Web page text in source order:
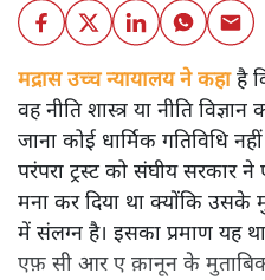
मद्रास उच्च न्यायालय ने कहाहै
वह नीति शास्त्र या नीति
जाना कोई धार्मिक गतिविधि
परंपरा ट्रस्ट को संघीय
मना कर दिया था क्योंकि उसके
में संलग्न है। इसका प्रमाण यह था
एफ़ सी आर ए क़ानून के